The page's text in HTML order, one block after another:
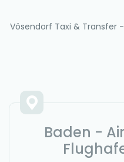
Vösendorf Taxi & Transfer
Baden -